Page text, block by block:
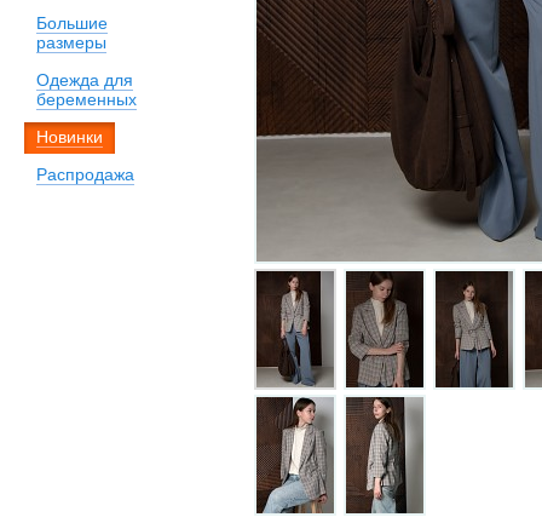
Большие
размеры
Одежда для
беременных
Новинки
Распродажа